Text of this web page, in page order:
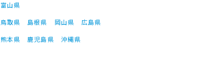
富山県
鳥取県 島根県 岡山県
広島県
熊本県 鹿児島県 沖縄県